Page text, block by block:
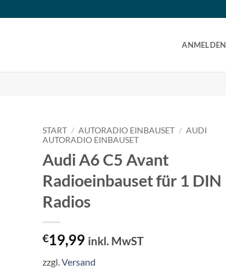
ANMELDEN
START / AUTORADIO EINBAUSET / AUDI
AUTORADIO EINBAUSET
Audi A6 C5 Avant
Radioeinbauset für 1 DIN
Radios
€19,99 inkl. MwST
zzgl. Versand